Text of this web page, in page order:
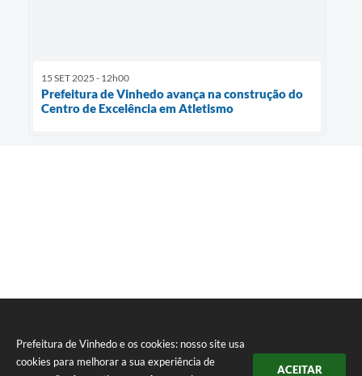
Prefeitura de Vinhedo e os cookies: nosso site usa
cookies para melhorar a sua experiência de
ACEITAR
15 SET 2025 - 12h00
Prefeitura de Vinhedo avança na construção do
Centro de Excelência em Atletismo